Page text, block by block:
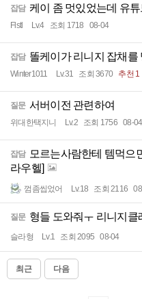
잡담 케이 좀 멋있었는데 유
Flstl Lv.4 조회 1718 08-04
잡담 똘케이가 리니지 잡채를
Winter1011 Lv.31 조회 3670 추천 1
질문 서버이전 관련하여
위대한택지니 Lv.2 조회 1756 08-04
잡담
모르는사람한테 템먹으
라우헬]
껌좀씹었어 Lv.18 조회 2116
질문 형들 도와줘ㅜ 리니지클
슬라형 Lv.1 조회 2095 08-04
최근 다음